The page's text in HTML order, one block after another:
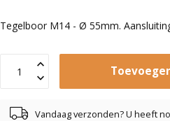
Tegelboor M14 - Ø 55mm.
Vandaag verzonden? U heeft